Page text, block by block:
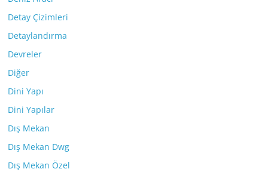
Detay Çizimleri
Detaylandırma
Devreler
Diğer
Dini Yapı
Dini Yapılar
Dış Mekan
Dış Mekan Dwg
Dış Mekan Özel